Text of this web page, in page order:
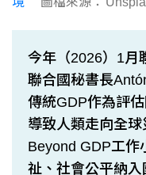
今年（2026）1月
聯合國秘書長
傳統GDP作為評
導致人類走向全
Beyond GDP工作
祉、社會公平納